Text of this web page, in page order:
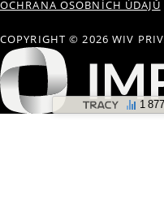
OCHRANA OSOBNÍCH ÚDAJŮ
COPYRIGHT © 2026 WIV
1